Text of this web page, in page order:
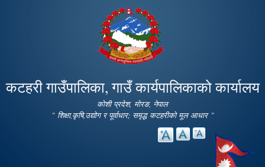
main
content
कटहरी गाउँपालिका, गाउँ कार्यपालिकाको कार्यालय
कोशी प्रदेश, मोरङ, नेपाल
" शिक्षा,कृषि,उद्योग र पूर्वाधार; समृद्ध कटहरीको मूल आधार "